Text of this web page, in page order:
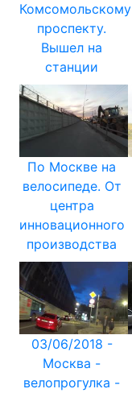
Комсомольскому
проспекту.
Вышел на
станции
По Москве на
велосипеде. От
центра
инновационного
производства
03/06/2018 -
Москва -
велопрогулка -